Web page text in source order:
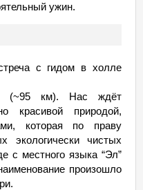
ужин.
с гидом в холле
(~95 км). Нас ждёт
красивой природой,
которая по праву
экологически чистых
с местного языка “Эл”
произошло